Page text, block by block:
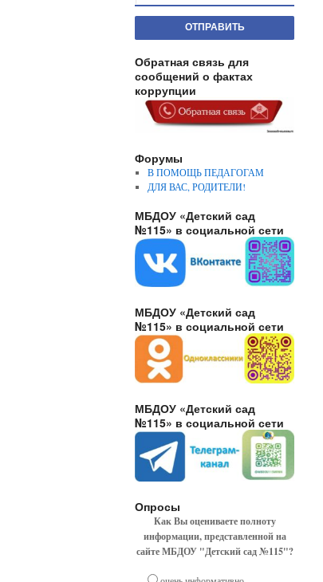
ОТПРАВИТЬ
Обратная связь для
сообщений о фактах
коррупции
Форумы
В ПОМОЩЬ ПЕДАГОГАМ
ДЛЯ ВАС, РОДИТЕЛИ!
МБДОУ «Детский сад
№115» в социальной сети
МБДОУ «Детский сад
№115» в социальной сети
МБДОУ «Детский сад
№115» в социальной сети
Опросы
Как Вы оцениваете полноту
информации, представленной на
сайте МБДОУ "Детский сад №115"?